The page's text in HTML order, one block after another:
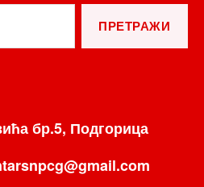
бр.5, Подгорица